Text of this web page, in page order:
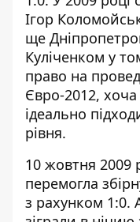
Ігор
ще
Куліченком у
право на
Євро-2012,
ідеально
рівня.
10 жовтня 2009
перемогла
з рахунком 1:0.